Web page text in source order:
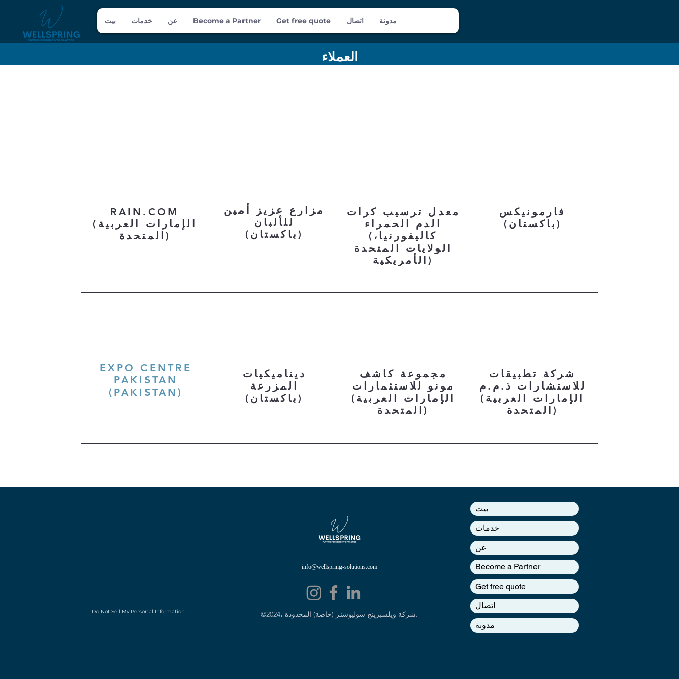
بيت خدمات عن Become a Partner Get free quote اتصال مدونة
العملاء
RAIN.COM
(الإمارات العربية
المتحدة)
مزارع عزيز أمين
للألبان
(باكستان)
معدل ترسيب كرات
الدم الحمراء
(كاليفورنيا،
الولايات المتحدة
الأمريكية)
فارمونيكس
(باكستان)
EXPO CENTRE
PAKISTAN
(PAKISTAN)
ديناميكيات
المزرعة
(باكستان)
مجموعة كاشف
مونو للاستثمارات
(الإمارات العربية
المتحدة)
شركة تطبيقات
للاستشارات ذ.م.م
(الإمارات العربية
المتحدة)
info@wellspring-solutions.com
Do Not Sell My Personal Information ©2024، شركة ويلسبرينج سوليوشنز (خاصة) المحدودة.
بيت
خدمات
عن
Become a Partner
Get free quote
اتصال
مدونة